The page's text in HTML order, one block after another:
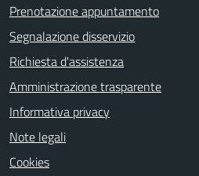
Prenotazione appuntamento
Segnalazione disservizio
Richiesta d'assistenza
Amministrazione trasparente
Informativa privacy
Note legali
Cookies